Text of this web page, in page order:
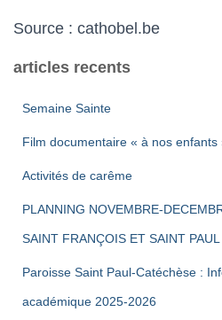
Source : cathobel.be
articles recents
Semaine Sainte
Film documentaire « à nos enfants
Activités de carême
PLANNING NOVEMBRE-
SAINT FRANÇOIS ET SAINT PAUL
Paroisse Saint Paul-Catéchèse :
académique 2025-2026